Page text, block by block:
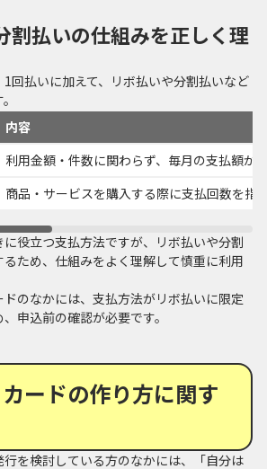
割払いの仕組みを正しく理
回払いに加えて、リボ払いや分割払いなど
内容
利用金額・件数に関わらず、毎月の支払額が
商品・サービスを購入する際に支払回数を指
役立つ支払方法ですが、リボ払いや分割
ため、仕組みをよく理解して慎重に利用
のなかには、支払方法がリボ払いに限定
申込前の確認が必要です。
ードの作り方に関す
を検討している方のなかには、「自分は